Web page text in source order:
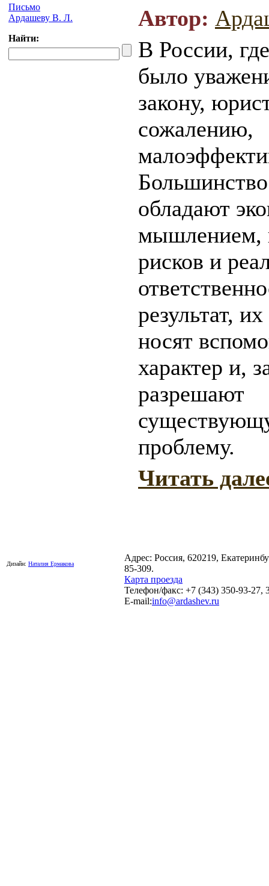
Письмо
Ардашеву В. Л.
Найти:
Автор:
В России,
было
закону,
сожалению,
обладают
мышлением,
рисков и
результат,
носят
характер и,
разрешают
проблему.
Читать
Дизайн: Наталия Ермакова
Адрес: Россия, 620219,
85-309.
Карта проезда
Телефон/факс: +7 (343) 350-93-27,
E-mail:info@ardashev.ru